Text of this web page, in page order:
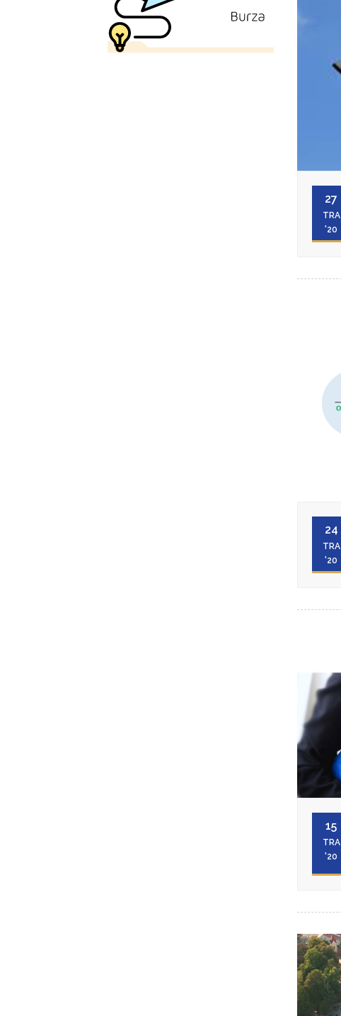
27
TRA
'20
24
TRA
'20
15
TRA
'20